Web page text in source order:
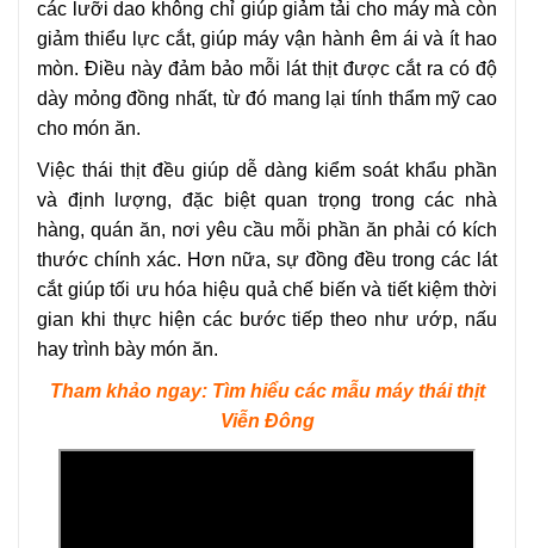
các lưỡi dao không chỉ giúp giảm tải cho máy mà còn
giảm thiểu lực cắt, giúp máy vận hành êm ái và ít hao
mòn. Điều này đảm bảo mỗi lát thịt được cắt ra có độ
dày mỏng đồng nhất, từ đó mang lại tính thẩm mỹ cao
cho món ăn.
Việc thái thịt đều giúp dễ dàng kiểm soát khẩu phần
và định lượng, đặc biệt quan trọng trong các nhà
hàng, quán ăn, nơi yêu cầu mỗi phần ăn phải có kích
thước chính xác. Hơn nữa, sự đồng đều trong các lát
cắt giúp tối ưu hóa hiệu quả chế biến và tiết kiệm thời
gian khi thực hiện các bước tiếp theo như ướp, nấu
hay trình bày món ăn.
Tham khảo ngay: Tìm hiểu các mẫu máy thái thịt
Viễn Đông